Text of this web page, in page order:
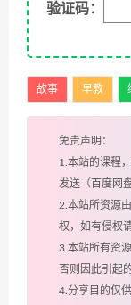
验证码：
故事 早教
免责声明：
1.本站的课程
发送（百度网
2.本站所资源
权，如有侵权
3.本站所有资
否则因此引起
4.分享目的仅